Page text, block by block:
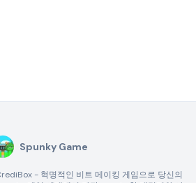
Spunky Game
- 혁명적인 비트 메이킹 게임으로 당신의